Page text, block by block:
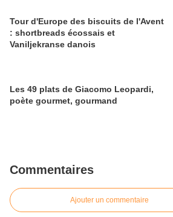
Tour d'Europe des biscuits de l'Avent
: shortbreads écossais et
Vaniljekranse danois
Les 49 plats de Giacomo Leopardi,
poète gourmet, gourmand
Commentaires
Ajouter un commentaire